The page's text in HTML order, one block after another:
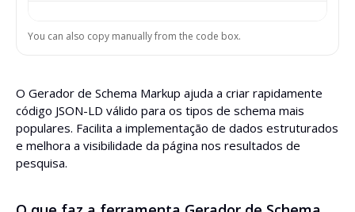
You can also copy manually from the code box.
O Gerador de Schema Markup ajuda a criar rapidamente
código JSON-LD válido para os tipos de schema mais
populares. Facilita a implementação de dados estruturados
e melhora a visibilidade da página nos resultados de
pesquisa.